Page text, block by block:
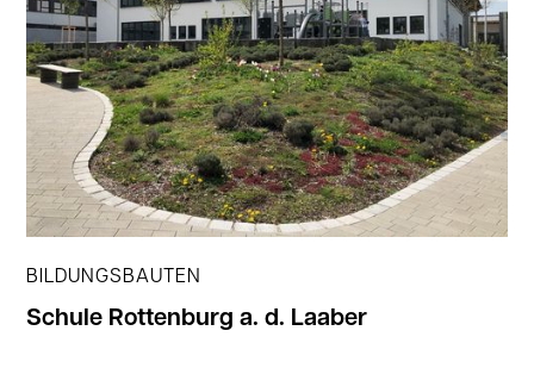
BILDUNGSBAUTEN
Schule Rottenburg a. d. Laaber